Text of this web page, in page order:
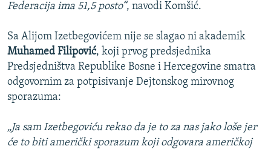
Federacija ima 51,5 posto“, navodi Komšić.
Sa Alijom Izetbegovićem nije se slagao ni akademik
Muhamed Filipović, koji prvog predsjednika
Predsjedništva Republike Bosne i Hercegovine smatra
odgovornim za potpisivanje Dejtonskog mirovnog
sporazuma:
„Ja sam Izetbegoviću rekao da je to za nas jako loše jer
će to biti američki sporazum koji odgovara američkoj